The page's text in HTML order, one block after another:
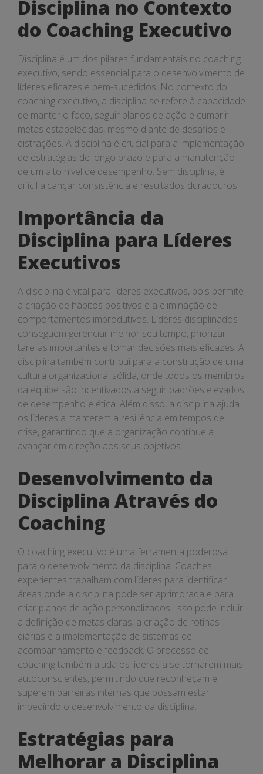
Disciplina no Contexto
do Coaching Executivo
Disciplina é um dos pilares fundamentais no coaching
executivo, sendo essencial para o desenvolvimento de
líderes eficazes e bem-sucedidos. No contexto do
coaching executivo, a disciplina se refere à capacidade
de manter o foco, seguir planos de ação e cumprir
metas estabelecidas, mesmo diante de desafios e
distrações. A disciplina é crucial para a implementação
de estratégias de longo prazo e para a manutenção
de um alto nível de desempenho. Sem disciplina, é
difícil alcançar consistência e resultados duradouros.
Importância da
Disciplina para Líderes
Executivos
A disciplina é vital para líderes executivos, pois permite
a criação de hábitos positivos e a eliminação de
comportamentos improdutivos. Líderes disciplinados
conseguem gerenciar melhor seu tempo, priorizar
tarefas importantes e tomar decisões mais eficazes. A
disciplina também contribui para a construção de uma
cultura organizacional sólida, onde todos os membros
da equipe são incentivados a seguir padrões elevados
de desempenho e ética. Além disso, a disciplina ajuda
os líderes a manterem a resiliência em tempos de
crise, garantindo que a organização continue a
avançar em direção aos seus objetivos.
Desenvolvimento da
Disciplina Através do
Coaching
O coaching executivo é uma ferramenta poderosa
para o desenvolvimento da disciplina. Coaches
experientes trabalham com líderes para identificar
áreas onde a disciplina pode ser aprimorada e para
criar planos de ação personalizados. Isso pode incluir
a definição de metas claras, a criação de rotinas
diárias e a implementação de sistemas de
acompanhamento e feedback. O processo de
coaching também ajuda os líderes a se tornarem mais
autoconscientes, permitindo que reconheçam e
superem barreiras internas que possam estar
impedindo o desenvolvimento da disciplina.
Estratégias para
Melhorar a Disciplina